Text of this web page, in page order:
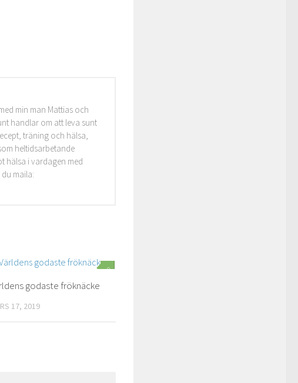
min man Mattias och
handlar om att leva sunt
träning och hälsa,
heltidsarbetande
hälsa i vardagen med
maila:
0
godaste fröknäcke
17, 2019